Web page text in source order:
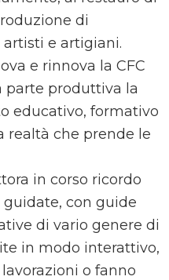
di
e artigiani.
e rinnova la CFC
parte produttiva la
educativo, formativo
realtà che prende le
in corso ricordo
guidate, con guide
di vario genere di
in modo interattivo,
o fanno